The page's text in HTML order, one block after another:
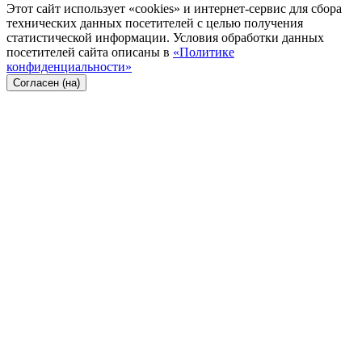
Этот сайт использует «cookies» и интернет-сервис для сбора
технических данных посетителей с целью получения
статистической информации. Условия обработки данных
посетителей сайта описаны в «Политике
конфиденциальности»
Согласен (на)